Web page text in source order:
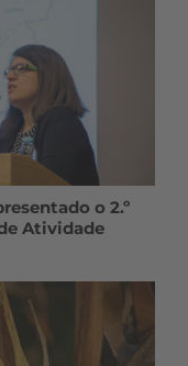
o 2.º
Atividade